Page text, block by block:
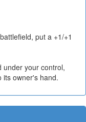
put a +1/+1
under your control,
its owner's hand.